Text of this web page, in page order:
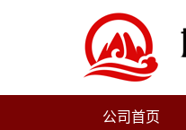
公司首页